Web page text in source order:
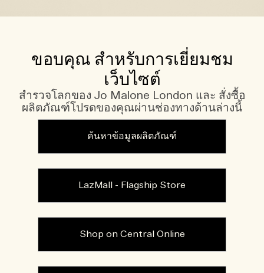
ขอบคุณ สำหรับการเยี่ยมชม
เว็บไซต์
สำรวจโลกของ Jo Malone London และ สั่งซื้อ
ผลิตภัณฑ์โปรดของคุณผ่านช่องทางด้านล่างนี้
ค้นหาข้อมูลผลิตภัณฑ์
LazMall - Flagship Store
Shop on Central Online